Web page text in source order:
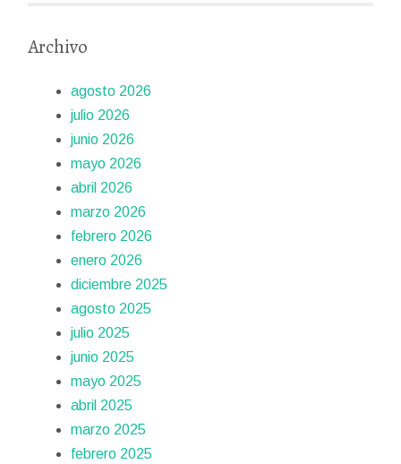
Archivo
agosto 2026
julio 2026
junio 2026
mayo 2026
abril 2026
marzo 2026
febrero 2026
enero 2026
diciembre 2025
agosto 2025
julio 2025
junio 2025
mayo 2025
abril 2025
marzo 2025
febrero 2025